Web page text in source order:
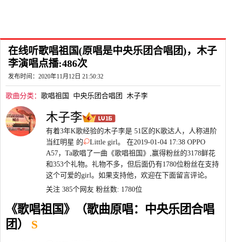
在线听歌唱祖国(原唱是中央乐团合唱团)，木子
李演唱点播:486次
发布时间：2020年11月12日 21:50:32
歌曲分类： 歌唱祖国 中央乐团合唱团 木子李
木子李
有着3年K歌经验的木子李是 51区的K歌达人，人称进阶
当红明星 的
Little girl。 在2019-01-04 17:38 OPPO
A57，Ta歌唱了一曲《歌唱祖国》,赢得粉丝的3178鲜花
和353个礼物。礼物不多，但后面仍有1780位粉丝在支持
这个可爱的girl。如果支持他，欢迎在下面留言评论。
关注 385个网友 粉丝数: 1780位
《歌唱祖国》（歌曲原唱：中央乐团合唱
团）
S